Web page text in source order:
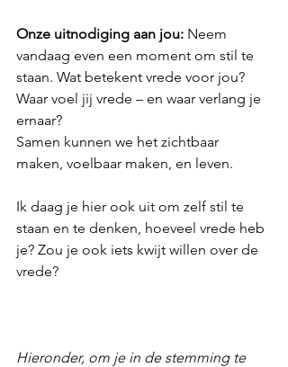
Onze uitnodiging aan jou: Neem
vandaag even een moment om stil te
staan. Wat betekent vrede voor jou?
Waar voel jij vrede – en waar verlang je
ernaar?
Samen kunnen we het zichtbaar
maken, voelbaar maken, en leven.
Ik daag je hier ook uit om zelf stil te
staan en te denken, hoeveel vrede heb
je? Zou je ook iets kwijt willen over de
vrede?
Hieronder, om je in de stemming te